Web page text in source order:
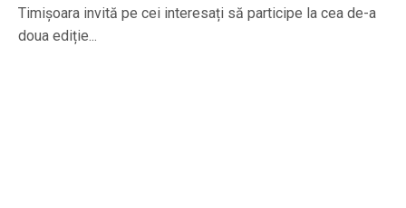
Timișoara invită pe cei interesați să participe la cea de-a
doua ediție...